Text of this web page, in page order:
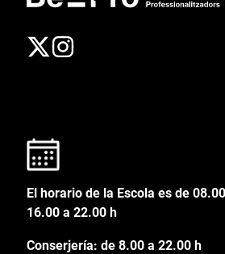
El horario de la Escola es de
16.00 a 22.00 h
Conserjería: de 8.00 a 22.00 h